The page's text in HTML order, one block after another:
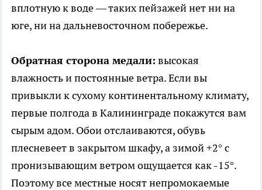
вплотную к воде — таких пейзажей нет ни на
юге, ни на дальневосточном побережье.
Обратная сторона медали: высокая
влажность и постоянные ветра. Если вы
привыкли к сухому континентальному климату,
первые полгода в Калининграде покажутся вам
сырым адом. Обои отслаиваются, обувь
плесневеет в закрытом шкафу, а зимой +2° с
пронизывающим ветром ощущается как -15°.
Поэтому все местные носят непромокаемые